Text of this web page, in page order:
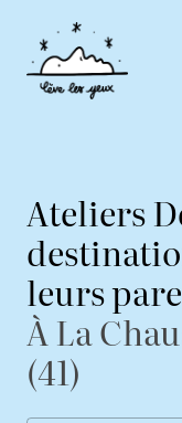
Ateliers
leurs
À La
(41)